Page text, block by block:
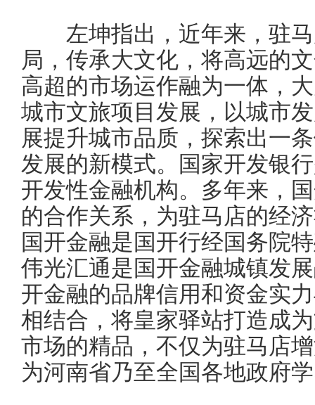
左坤指出，近年来，驻马
局，传承大文化，将高远的
高超的市场运作融为一体，
城市文旅项目发展，以城市
展提升城市品质，探索出一
发展的新模式。国家开发银
开发性金融机构。多年来，
的合作关系，为驻马店的经
国开金融是国开行经国务院
伟光汇通是国开金融城镇发
开金融的品牌信用和资金实
相结合，将皇家驿站打造成
市场的精品，不仅为驻马店
为河南省乃至全国各地政府